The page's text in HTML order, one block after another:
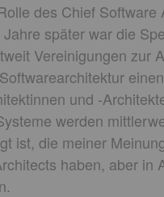
des Chief
später war die
Vereinigungen zur
und -
werden
ist, die meiner
haben, aber in